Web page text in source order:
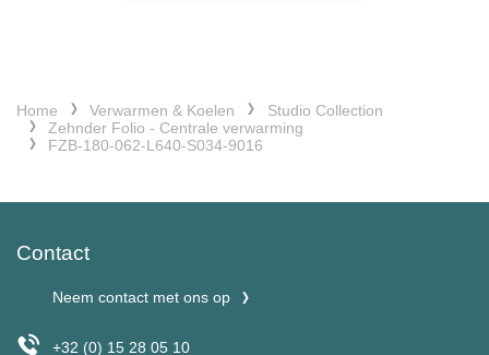
Home Verwarmen & Koelen
Studio Collection
Zehnder Folio - Centrale verwarming
FZB-180-062-L640-S034-9016
Contact
Neem contact met ons op
+32 (0) 15 28 05 10